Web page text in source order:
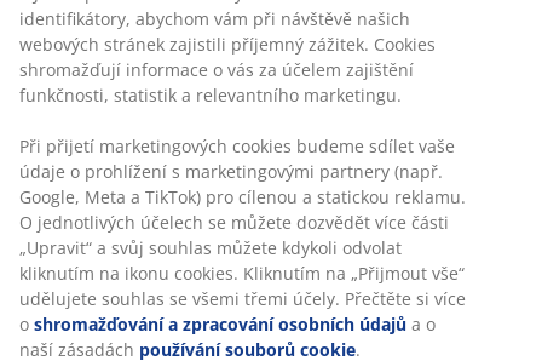
Skladová položka: 5088329
Specifikace
Hodnocení
(18)
V JYSKu používáme soubory cookie a mobilní
identifikátory, abychom vám při návštěvě našich
webových stránek zajistili příjemný zážitek. Cookies
shromažďují informace o vás za účelem zajištění
Při přijetí marketingových cookies budeme sdílet vaše
údaje o prohlížení s marketingovými partnery (např.
Google, Meta a TikTok) pro cílenou a statickou reklamu.
O jednotlivých účelech se můžete dozvědět více části
„Upravit“ a svůj souhlas můžete kdykoli odvolat
kliknutím na ikonu cookies. Kliknutím na „Přijmout vše“
udělujete souhlas se všemi třemi účely. Přečtěte si více
oshromažďování a zpracování osobních údajů